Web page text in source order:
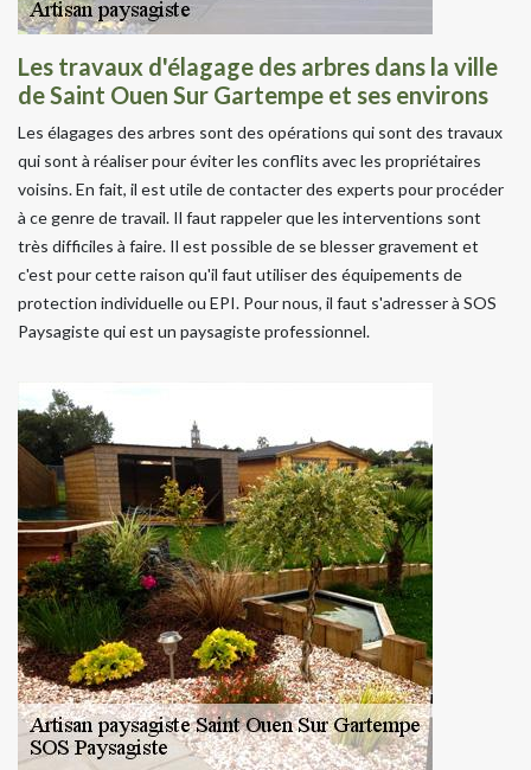
Les travaux d'élagage des arbres dans la ville
de Saint Ouen Sur Gartempe et ses environs
Les élagages des arbres sont des opérations qui sont des travaux
qui sont à réaliser pour éviter les conflits avec les propriétaires
voisins. En fait, il est utile de contacter des experts pour procéder
à ce genre de travail. Il faut rappeler que les interventions sont
très difficiles à faire. Il est possible de se blesser gravement et
c'est pour cette raison qu'il faut utiliser des équipements de
protection individuelle ou EPI. Pour nous, il faut s'adresser à SOS
Paysagiste qui est un paysagiste professionnel.